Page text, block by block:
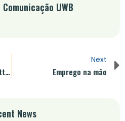
UWB
United Way Brasil e Rosetta Stone iniciam projeto-piloto de curso de inglês
Next
Emprego na mão
News